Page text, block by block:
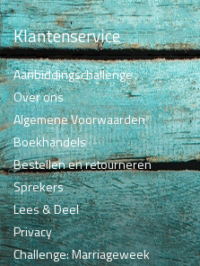
Klantenservice
Aanbiddingschallenge
Over ons
Algemene Voorwaarden
Boekhandels
Bestellen en retourneren
Sprekers
Lees & Deel
Privacy
Challenge: Marriageweek